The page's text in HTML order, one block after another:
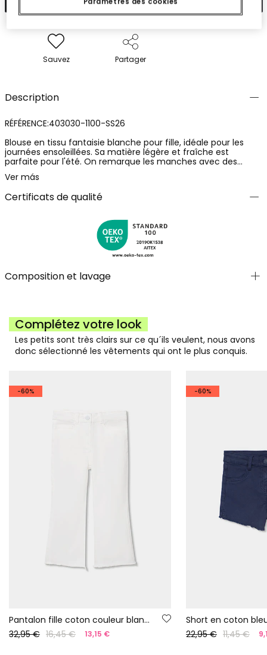
Sauvez Partager
Description
RÉFÉRENCE:403030-1100-SS26
Blouse en tissu fantaisie blanche pour fille, idéale pour les
journées ensoleillées. Sa matière légère et fraîche est
parfaite pour l'été. On remarque les manches avec des
détails brodés de couleurs vibrantes, qui ajoutent une touche
amusante et élégante. Disponible en tailles de 12 mois à 14
ans. Cette blouse se marie parfaitement avec des shorts ou
des jupes pour un look décontracté mais stylé en toute
Ver más
Certificats de qualité
Composition et lavage
Complétez votre look
Les petits sont très clairs sur ce qu´ils veulent, nous avons
donc sélectionné les vêtements qui ont le plus conquis.
-60%
Pantalon fille coton couleur blanche
32,95 € 16,45 € 13,15 €
-60%
Short en coton
22,95 € 11,45 €